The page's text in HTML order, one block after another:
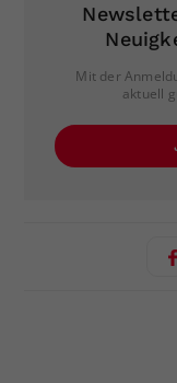
Mit der
aktuell